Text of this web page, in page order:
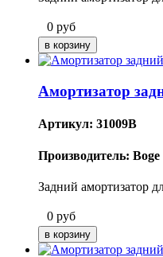
0 руб
Амортизатор
Артикул: 31009B
Производитель: Boge
Задний амортизатор
0 руб